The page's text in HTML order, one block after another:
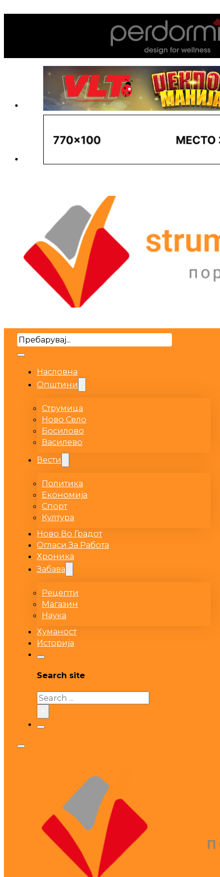
Search
Насловна
Општини
Струмица
Ново Село
Босилово
Василево
Вести
Политика
Економија
Спорт
Култура
Ново Во Градот
Огласи За Работа
Хроника
Забава
Рецепти
Магазин
Наука
Хуманост
Историја
Search site
Search